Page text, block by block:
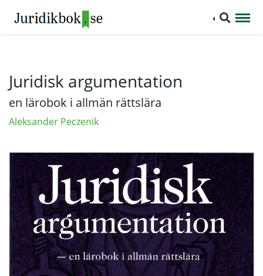
Juridisk argumentation
en lärobok i allmän rättslära
Aleksander Peczenik